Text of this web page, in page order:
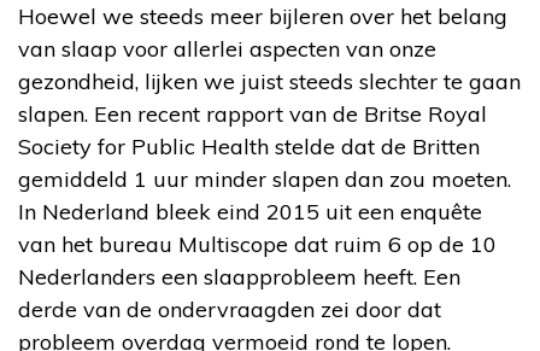
Hoewel we steeds meer bijleren over het belang
van slaap voor allerlei aspecten van onze
gezondheid, lijken we juist steeds slechter te gaan
slapen. Een recent rapport van de Britse Royal
Society for Public Health stelde dat de Britten
gemiddeld 1 uur minder slapen dan zou moeten.
In Nederland bleek eind 2015 uit een enquête
van het bureau Multiscope dat ruim 6 op de 10
Nederlanders een slaapprobleem heeft. Een
derde van de ondervraagden zei door dat
probleem overdag vermoeid rond te lopen.